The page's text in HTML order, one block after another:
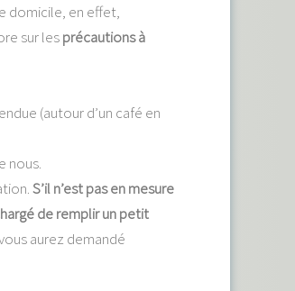
domicile, en effet,
sur lesprécautions à
(autour d’un café en
nous.
S’il n’est pas en mesure
de remplir un petit
aurez demandé